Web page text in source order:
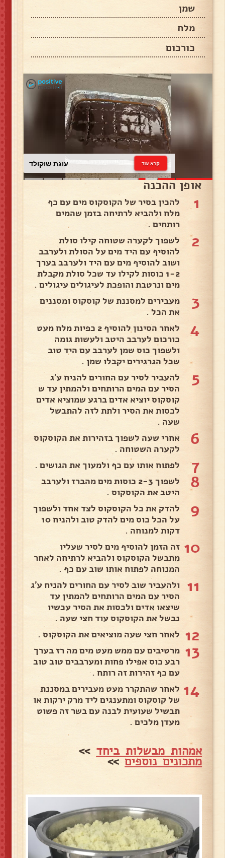
שמן
מלח
כורכום
עוגת שוקולד קרא עוד
אופן ההכנה
1
להכין בסיר של הקוסקוס מים עם כף
מלח ולהביא לרתיחה בזמן שהמים
רותחים .
2
לשפוך לקערה שטוחה קילו סולת
‏להוסיף עם היד מים על הסולת ולערבב
‏ושוב להוסיף מים עם היד ולערבב ‏בערך
1-2 כוסות לקילו עד שכל סולת מקבלת
מים ונרטבת והופכת לעיגולים עיגולים .
3
מעבירים למסננת של קוסקוס ומסננים
את הכל .
4
לאחר הסינון להוסיף 2 כפיות מלח מעט
כורכום לערבב היטב ולעשות גומה
ולשפוך כוס שמן לערבב עם היד טוב
שכל הגרגירים יקבלו שמן .
5
להעביר לסיר עם החורים להניח ע׳ג
הסיר עם המים הרותחים ולהמתין עד ש
קוסקוס יוציא אדים ברגע שמוציא אדים
לכסות את הסיר ולתת לזה להתבשל
שעה .
6
אחרי שעה לשפוך בזהירות את הקוסקוס
לקערה השטוחה .
7 לפתוח אותו עם כף ולמעוך את הגושים .
8
לשפוך 2-3 כוסות מים מהברז ולערבב
היטב את הקוסקוס .
9
להדק את כל הקוסקוס לצד אחד ולשפוך
על הכל כוס מים להדק טוב ולהניח 10
דקות למנוחה .
10 זה הזמן להוסיף מים לסיר שעליו
מתבשל הקוסקוס ולהביא לרתיחה לאחר
המנוחה לפתוח אותו שוב עם כף .
11
ולהעביר שוב לסיר עם החורים להניח ע׳ג
הסיר עם המים הרותחים להמתין עד
שיצאו אדים ולכסות את הסיר עכשיו
נבשל את הקוסקוס עוד חצי שעה .
12 לאחר חצי שעה מוציאים את הקוסקוס .
13 מרטיבים עם ממש מעט מים מה רז בערך
רבע כוס אפילו פחות ומערבבים טוב טוב
עם כף זהירות זה רותח .
14 לאחר שהתקרר מעט מעבירים במסננת
של קוסקוס ומתענגים ליד מרק ירקות או
תבשיל שעועית לבנה עם בשר זה פשוט
מעדן מלכים .
אמהות מבשלות ביחד >>
מתכונים נוספים>>